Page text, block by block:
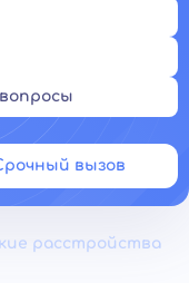
вызов
расстройства